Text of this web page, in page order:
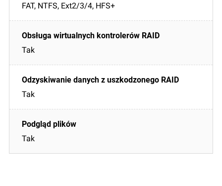
FAT, NTFS, Ext2/3/4, HFS+
Tak
Tak
Tak